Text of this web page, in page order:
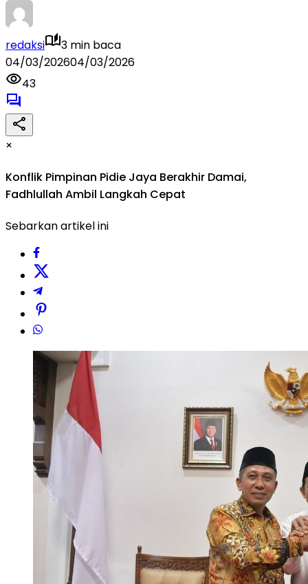
redaksi
3 min baca
04/03/202604/03/2026
43
×
Konflik Pimpinan Pidie Jaya Berakhir Damai,
Fadhlullah Ambil Langkah Cepat
Sebarkan artikel ini